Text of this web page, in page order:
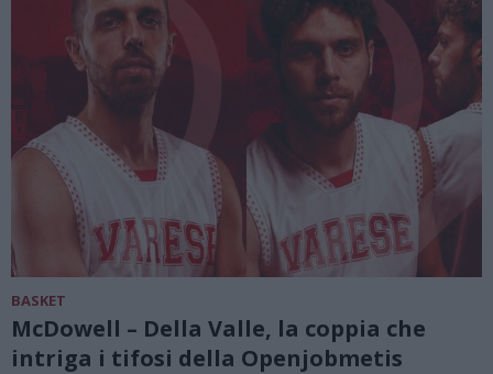
BASKET
McDowell – Della Valle, la coppia che
intriga i tifosi della Openjobmetis